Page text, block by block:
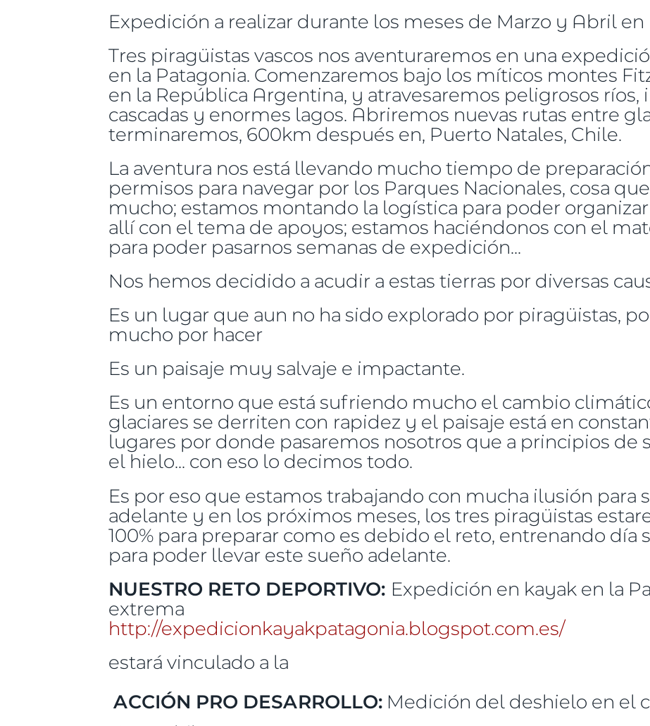
Expedición a realizar durante los meses de Marzo y Abril en
Tres piragüistas vascos nos aventuraremos en una
en la Patagonia. Comenzaremos bajo los míticos montes
en la República Argentina, y atravesaremos peligrosos
cascadas y enormes lagos. Abriremos nuevas rutas entre
terminaremos, 600km después en, Puerto Natales, Chile.
La aventura nos está llevando mucho tiempo de
permisos para navegar por los Parques Nacionales, cosa
mucho; estamos montando la logística para poder
allí con el tema de apoyos; estamos haciéndonos con el
para poder pasarnos semanas de expedición...
Nos hemos decidido a acudir a estas tierras por diversas
Es un lugar que aun no ha sido explorado por piragüistas,
mucho por hacer
Es un paisaje muy salvaje e impactante.
Es un entorno que está sufriendo mucho el cambio
glaciares se derriten con rapidez y el paisaje está en
lugares por donde pasaremos nosotros que a principios de
el hielo... con eso lo decimos todo.
Es por eso que estamos trabajando con mucha ilusión para
adelante y en los próximos meses, los tres piragüistas
100% para preparar como es debido el reto, entrenando día
para poder llevar este sueño adelante.
NUESTRO RETO DEPORTIVO: Expedición en kayak en la
extrema
http://expedicionkayakpatagonia.blogspot.com.es/
estará vinculado a la
ACCIÓN PRO DESARROLLO: Medición del deshielo en el